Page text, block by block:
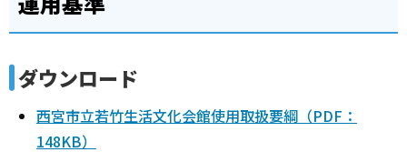
ダウンロード
西宮市立若竹生活文化会館使用取扱要綱（PDF：
148KB）